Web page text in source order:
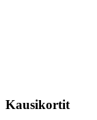
Kausikortit